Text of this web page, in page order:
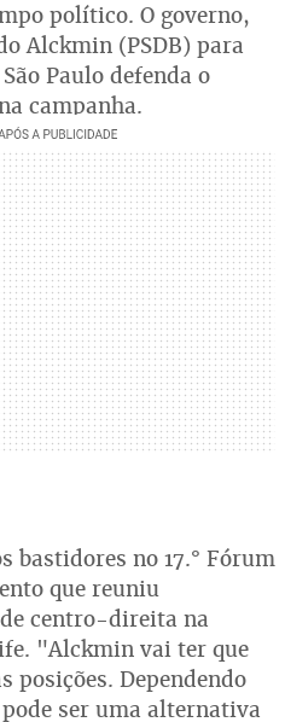
político. O governo,
Alckmin (PSDB) para
Paulo defenda o
campanha.
bastidores no 17.° Fórum
que reuniu
centro-direita na
"Alckmin vai ter que
posições. Dependendo
ser uma alternativa